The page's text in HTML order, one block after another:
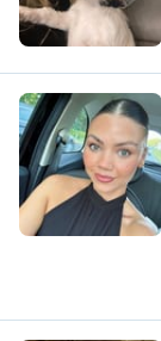
C